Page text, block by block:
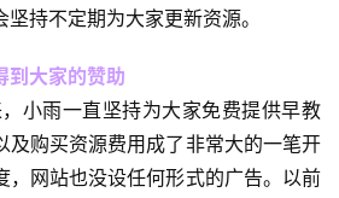
持不定期为大家更新资源。
到大家的赞助
小雨一直坚持为大家免费提供早教
及购买资源费用成了非常大的一笔开
，网站也没设任何形式的广告。以前